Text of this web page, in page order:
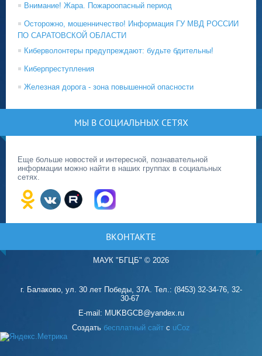
Внимание! Жара. Пожароопасный период
Осторожно, мошенничество! Информация ГУ МВД РОССИИ
ПО САРАТОВСКОЙ ОБЛАСТИ
Киберволонтеры предупреждают: будьте бдительны!
Киберпреступления
Железная дорога - зона повышенной опасности
МЫ В СОЦИАЛЬНЫХ СЕТЯХ
Еще больше новостей и интересной, познавательной
информации можно найти в наших группах в социальных
сетях.
ВКОНТАКТЕ
МАУК "БГЦБ" © 2026
г. Балаково, ул. 30 лет Победы, 37А. Тел.: (8453) 32-34-76, 32-
30-67
E-mail: MUKBGCB@yandex.ru
Создать бесплатный сайт с uCoz